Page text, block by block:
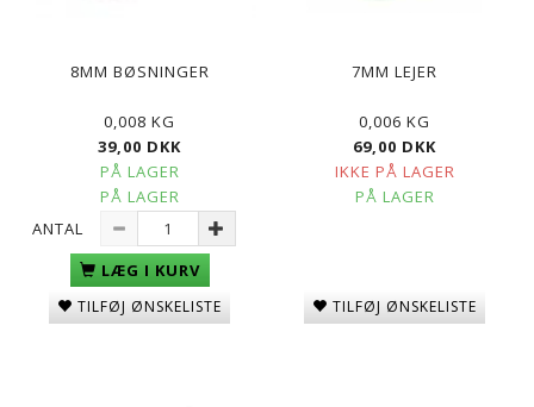
8MM BØSNINGER
0,008 KG
39,00 DKK
PÅ LAGER
PÅ LAGER
ANTAL
LÆG I KURV
TILFØJ ØNSKELISTE
7MM LEJER
0,006 KG
69,00 DKK
IKKE PÅ LAGER
PÅ LAGER
TILFØJ ØNSKELISTE